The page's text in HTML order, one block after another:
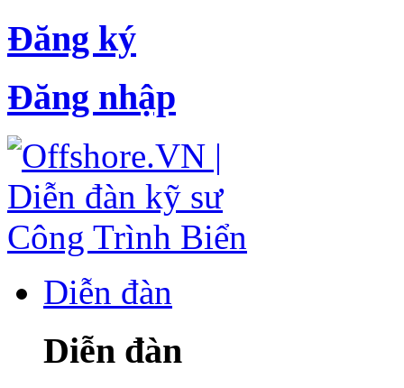
Đăng ký
Đăng nhập
Diễn đàn
Diễn đàn